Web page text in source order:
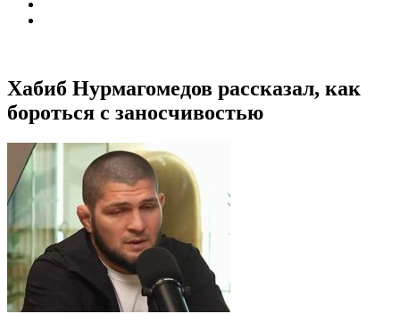
Хабиб Нурмагомедов рассказал, как
бороться с заносчивостью